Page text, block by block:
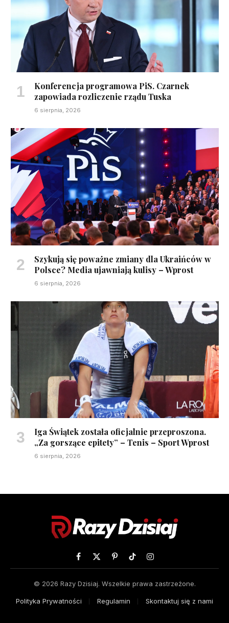
Konferencja programowa PiS. Czarnek
zapowiada rozliczenie rządu Tuska
6 sierpnia, 2026
Szykują się poważne zmiany dla Ukraińców w
Polsce? Media ujawniają kulisy – Wprost
6 sierpnia, 2026
Iga Świątek została oficjalnie przeproszona.
„Za gorszące epitety” – Tenis – Sport Wprost
6 sierpnia, 2026
Facebook
X
PinterestTikTokInstagram
© 2026 Razy Dzisiaj. Wszelkie prawa zastrzeżone.
Polityka Prywatności Regulamin Skontaktuj się z nami